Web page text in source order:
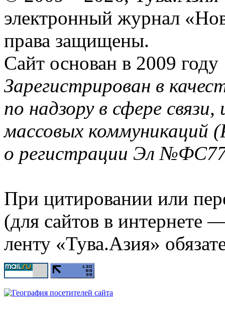
электронный журнал
права защищены.
Сайт основан в 2009 году
Зарегистрирован в
по надзору в сфере
массовых коммуникаций
о регистрации Эл
При цитировании или
(для сайтов в интернете
ленту «Тува.Азия»